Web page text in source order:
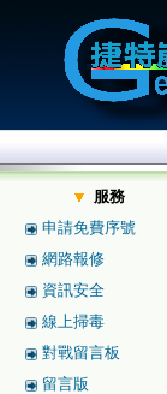
服務
申請免費序號
網路報修
資訊安全
線上掃毒
對戰留言板
留言版